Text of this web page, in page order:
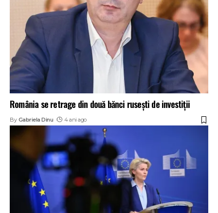
România se retrage din două bănci rusești de investiții
By Gabriela Dinu 4 ani ago